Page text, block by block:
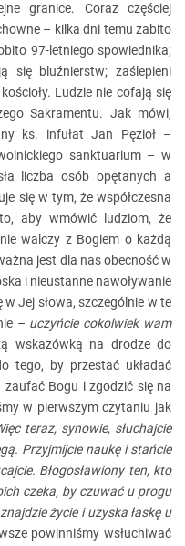
granice. Coraz częściej
– kilka dni temu zabito
97-letniego spowiednika;
się bluźnierstw; zaślepieni
Ludzie nie cofają się
Sakramentu. Jak mówi,
ks. infułat Jan Pęzioł –
sanktuarium – w
liczba osób opętanych a
się w tym, że współczesna
aby wmówić ludziom, że
walczy z Bogiem o każdą
jest dla nas obecność w
i nieustanne nawoływanie
Jej słowa, szczególnie w te
– uczyńcie cokolwiek wam
wskazówką na drodze do
tego, by przestać układać
Bogu i zgodzić się na
w pierwszym czytaniu jak
teraz, synowie, słuchajcie
Przyjmijcie naukę i stańcie
Błogosławiony ten, kto
czeka, by czuwać u progu
życie i uzyska łaskę u
powinniśmy wsłuchiwać